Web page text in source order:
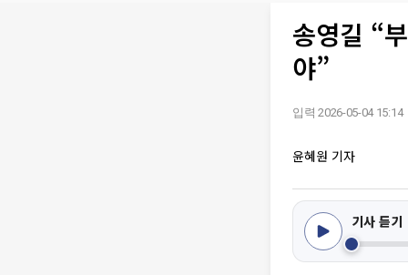
송영길 “
야”
입력 2026-05-04 15:14
윤혜원 기자
기사 듣기